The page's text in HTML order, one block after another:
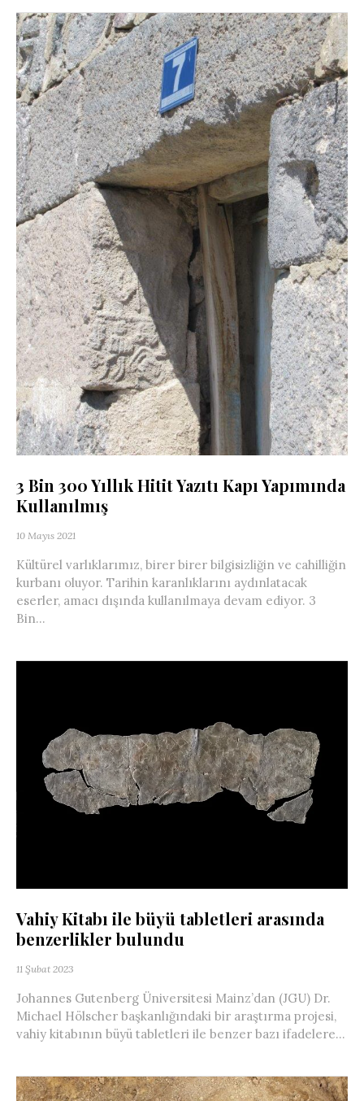
3 Bin 300 Yıllık Hitit Yazıtı Kapı Yapımında
Kullanılmış
10 Mayıs 2021
Kültürel varlıklarımız, birer birer bilgisizliğin ve cahilliğin
kurbanı oluyor. Tarihin karanlıklarını aydınlatacak
eserler, amacı dışında kullanılmaya devam ediyor. 3
Bin...
Vahiy Kitabı ile büyü tabletleri arasında
benzerlikler bulundu
11 Şubat 2023
Johannes Gutenberg Üniversitesi Mainz’dan (JGU) Dr.
Michael Hölscher başkanlığındaki bir araştırma projesi,
vahiy kitabının büyü tabletleri ile benzer bazı ifadelere...